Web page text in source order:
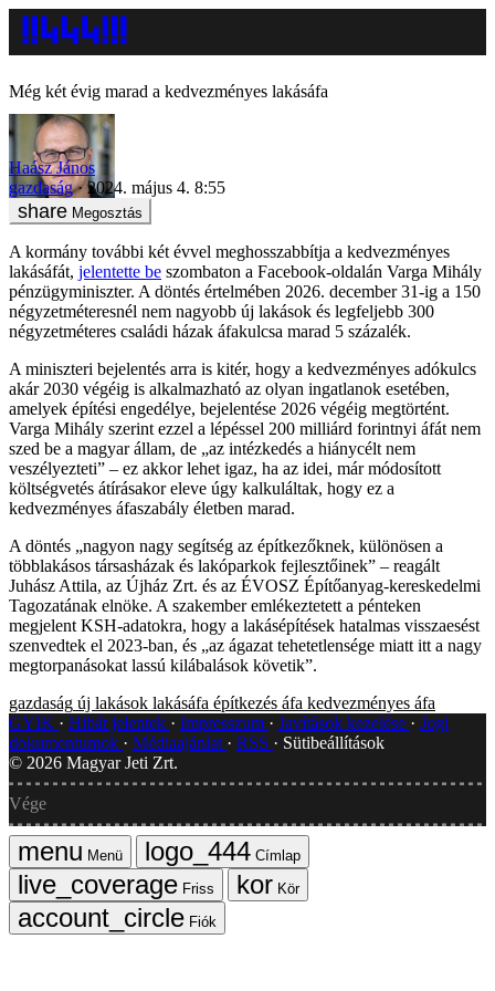
Még két évig marad a kedvezményes lakásáfa
Haász János
gazdaság
2024. május 4. 8:55
Megosztás
A kormány további két évvel meghosszabbítja a kedvezményes
lakásáfát, jelentette be szombaton a Facebook-oldalán Varga Mihály
pénzügyminiszter. A döntés értelmében 2026. december 31-ig a 150
négyzetméteresnél nem nagyobb új lakások és legfeljebb 300
négyzetméteres családi házak áfakulcsa marad 5 százalék.
A miniszteri bejelentés arra is kitér, hogy a kedvezményes adókulcs
akár 2030 végéig is alkalmazható az olyan ingatlanok esetében,
amelyek építési engedélye, bejelentése 2026 végéig megtörtént.
Varga Mihály szerint ezzel a lépéssel 200 milliárd forintnyi áfát nem
szed be a magyar állam, de „az intézkedés a hiánycélt nem
veszélyezteti” – ez akkor lehet igaz, ha az idei, már módosított
költségvetés átírásakor eleve úgy kalkuláltak, hogy ez a
kedvezményes áfaszabály életben marad.
A döntés „nagyon nagy segítség az építkezőknek, különösen a
többlakásos társasházak és lakóparkok fejlesztőinek” – reagált
Juhász Attila, az Újház Zrt. és az ÉVOSZ Építőanyag-kereskedelmi
Tagozatának elnöke. A szakember emlékeztetett a pénteken
megjelent KSH-adatokra, hogy a lakásépítések hatalmas visszaesést
szenvedtek el 2023-ban, és „az ágazat tehetetlensége miatt itt a nagy
megtorpanásokat lassú kilábalások követik”.
gazdaság új lakások lakásáfa építkezés áfa kedvezményes áfa
GYIK
Hibát jelentek Impresszum Javítások kezelése
Jogi
dokumentumok
Médiaajánlat RSS
Sütibeállítások
© 2026 Magyar Jeti Zrt.
Vége
Menü
Címlap
Friss
Kör
Fiók